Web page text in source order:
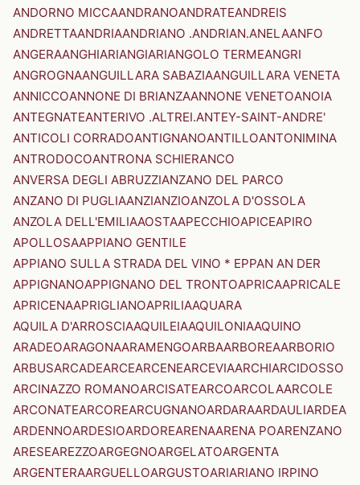
ANDORNO MICCAANDRANOANDRATEANDREIS
ANDRETTAANDRIAANDRIANO .ANDRIAN.ANELAANFO
ANGERAANGHIARIANGIARIANGOLO TERMEANGRI
ANGROGNAANGUILLARA SABAZIAANGUILLARA VENETA
ANNICCOANNONE DI BRIANZAANNONE VENETOANOIA
ANTEGNATEANTERIVO .ALTREI.ANTEY-SAINT-ANDRE'
ANTICOLI CORRADOANTIGNANOANTILLOANTONIMINA
ANTRODOCOANTRONA SCHIERANCO
ANVERSA DEGLI ABRUZZIANZANO DEL PARCO
ANZANO DI PUGLIAANZIANZIOANZOLA D'OSSOLA
ANZOLA DELL'EMILIAAOSTAAPECCHIOAPICEAPIRO
APOLLOSAAPPIANO GENTILE
APPIANO SULLA STRADA DEL VINO * EPPAN AN DER
APPIGNANOAPPIGNANO DEL TRONTOAPRICAAPRICALE
APRICENAAPRIGLIANOAPRILIAAQUARA
AQUILA D'ARROSCIAAQUILEIAAQUILONIAAQUINO
ARADEOARAGONAARAMENGOARBAARBOREAARBORIO
ARBUSARCADEARCEARCENEARCEVIAARCHIARCIDOSSO
ARCINAZZO ROMANOARCISATEARCOARCOLAARCOLE
ARCONATEARCOREARCUGNANOARDARAARDAULIARDEA
ARDENNOARDESIOARDOREARENAARENA POARENZANO
ARESEAREZZOARGEGNOARGELATOARGENTA
ARGENTERAARGUELLOARGUSTOARIARIANO IRPINO